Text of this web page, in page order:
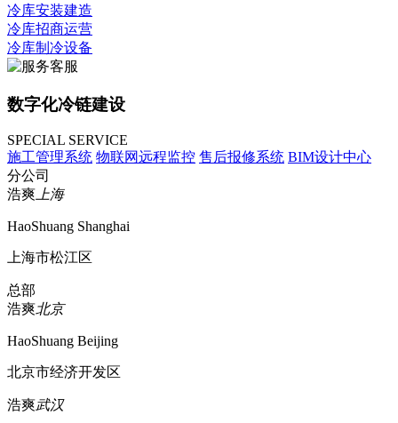
冷库安装建造
冷库招商运营
冷库制冷设备
数字化冷链建设
SPECIAL SERVICE
施工管理系统 物联网远程监控 售后报修系统 BIM设计中心
分公司
浩爽上海
HaoShuang Shanghai
上海市松江区
总部
浩爽北京
HaoShuang Beijing
北京市经济开发区
浩爽武汉